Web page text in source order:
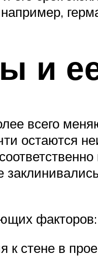
и
всего
остаются
факторов:
к стене в